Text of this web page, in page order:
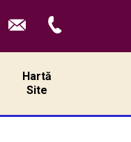
Hartă
Site